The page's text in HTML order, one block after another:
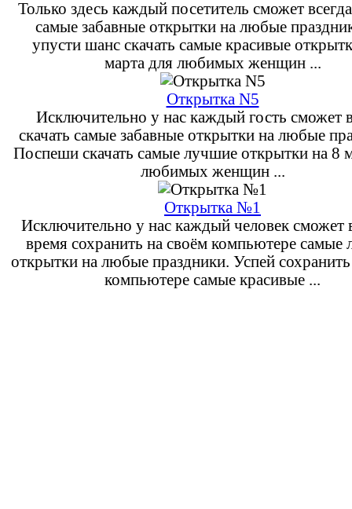
Только здесь каждый посетитель сможет всегда
самые забавные открытки на любые
упусти шанс скачать самые красивые
марта для любимых женщин ...
Открытка N5
Исключительно у нас каждый гость сможет
скачать самые забавные открытки на любые
Поспеши скачать самые лучшие открытки на 8
любимых женщин ...
Открытка №1
Исключительно у нас каждый человек сможет
время сохранить на своём компьютере самые
открытки на любые праздники. Успей
компьютере самые красивые ...